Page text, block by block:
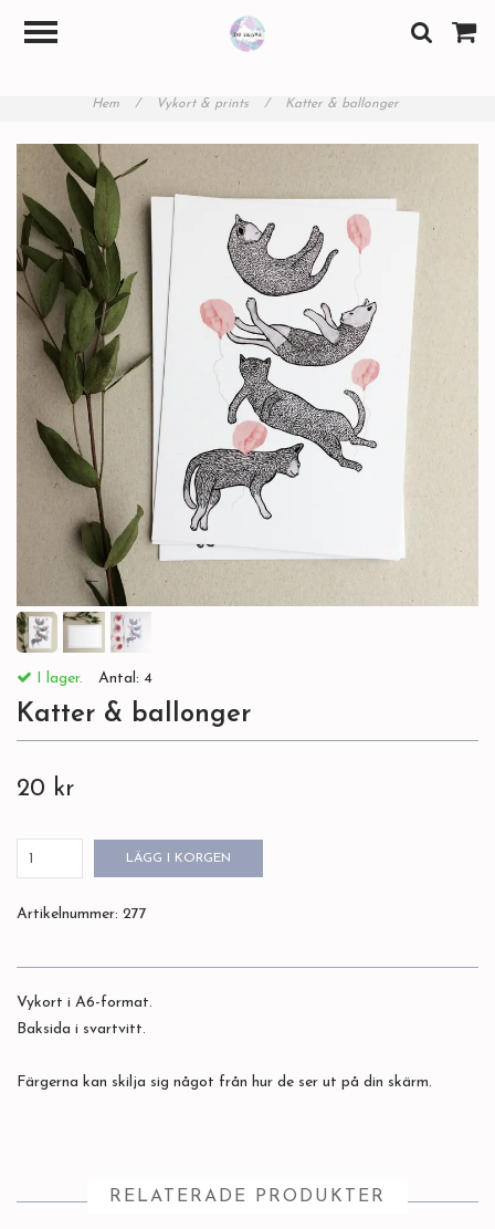
Hem / Vykort & prints / Katter & ballonger
I lager. Antal: 4
Katter & ballonger
20 kr
LÄGG I KORGEN
Artikelnummer: 277
Vykort i A6-format.
Baksida i svartvitt.
Färgerna kan skilja sig något från hur de ser ut på din skärm.
RELATERADE PRODUKTER